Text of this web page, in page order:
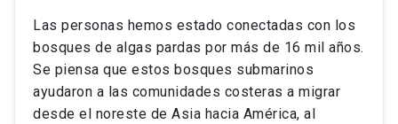
Las personas hemos estado conectadas con los
bosques de algas pardas por más de 16 mil años.
Se piensa que estos bosques submarinos
ayudaron a las comunidades costeras a migrar
desde el noreste de Asia hacia América, al